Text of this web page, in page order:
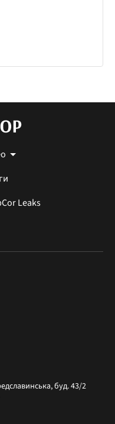
Leaks
буд. 43/2